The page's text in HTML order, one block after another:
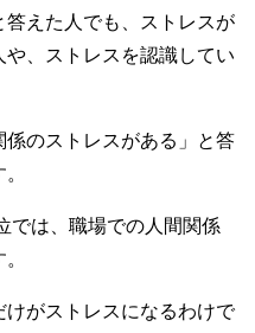
えた人でも、ストレスが
、ストレスを認識してい
のストレスがある」と答
では、職場での人間関係
がストレスになるわけで